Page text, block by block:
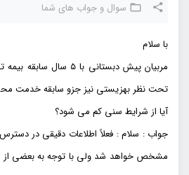
سوال و جواب های شما
با سلام
مربیان پیش دبستانی با ۵
تحت نظر بهزیستی نیز جزو سابقه خدمت
آیا از شرایط سنی کم می شود؟
جواب : سلام : فعلاً اطلاعات دقیقی در
مشخص خواهد شد ولی با توجه به بعضی